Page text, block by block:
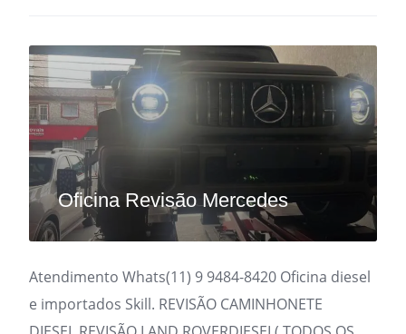
Oficina Revisão Mercedes
Atendimento Whats(11) 9 9484-8420 Oficina diesel
e importados Skill. REVISÃO CAMINHONETE